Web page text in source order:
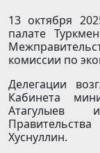
13 октября
палате
комиссии по
Делегации
Кабинета
Атагулыев
Хуснуллин.